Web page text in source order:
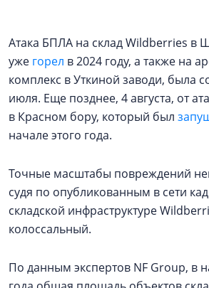
Атака БПЛА на склад Wildberries в
уже горел в 2024 году, а также на
комплекс в Уткиной заводи, была
июля. Еще позднее, 4 августа, от
в Красном бору, который был
начале этого года.
Точные масштабы повреждений
судя по опубликованным в сети
складской инфраструктуре
колоссальный.
По данным экспертов NF Group, в